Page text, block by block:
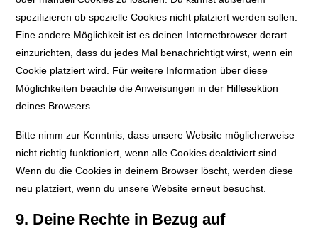
spezifizieren ob spezielle Cookies nicht platziert werden sollen.
Eine andere Möglichkeit ist es deinen Internetbrowser derart
einzurichten, dass du jedes Mal benachrichtigt wirst, wenn ein
Cookie platziert wird. Für weitere Information über diese
Möglichkeiten beachte die Anweisungen in der Hilfesektion
deines Browsers.
Bitte nimm zur Kenntnis, dass unsere Website möglicherweise
nicht richtig funktioniert, wenn alle Cookies deaktiviert sind.
Wenn du die Cookies in deinem Browser löscht, werden diese
neu platziert, wenn du unsere Website erneut besuchst.
9. Deine Rechte in Bezug auf